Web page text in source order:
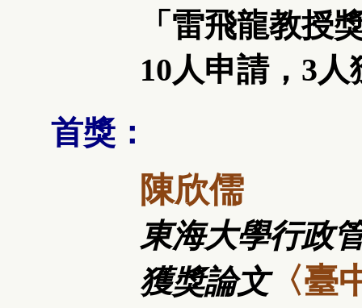
「雷飛龍教授
10人申請，3人
首獎：
陳欣儒
東海大學行政
獲獎論文〈臺